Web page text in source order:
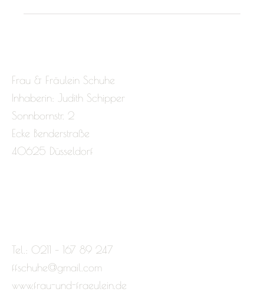
Frau & Fräulein Schuhe
Inhaberin: Judith Schipper
Sonnbornstr. 2
Ecke Benderstraße
40625 Düsseldorf
Tel.: 0211 – 167 89 247
ffschuhe@gmail.com
www.frau-und-fraeulein.de